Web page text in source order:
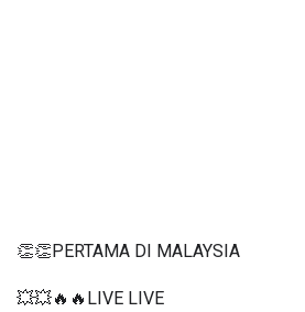
👏👏PERTAMA DI MALAYSIA
💥💥🔥🔥LIVE LIVE